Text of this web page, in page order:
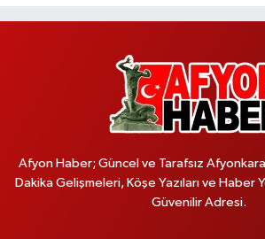
Afyon Haber; Güncel ve Tarafsız
Dakika Gelişmeleri, Köşe Yazıları ve Haber
Güvenilir Adresi.